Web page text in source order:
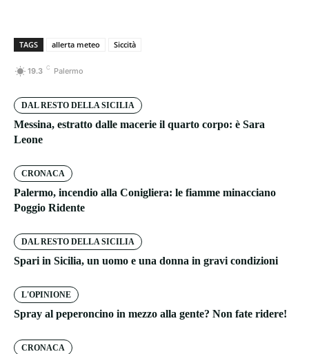
TAGS allerta meteo Siccità
19.3 C Palermo
DAL RESTO DELLA SICILIA
Messina, estratto dalle macerie il quarto corpo: è Sara
Leone
CRONACA
Palermo, incendio alla Conigliera: le fiamme minacciano
Poggio Ridente
DAL RESTO DELLA SICILIA
Spari in Sicilia, un uomo e una donna in gravi condizioni
L'OPINIONE
Spray al peperoncino in mezzo alla gente? Non fate ridere!
CRONACA